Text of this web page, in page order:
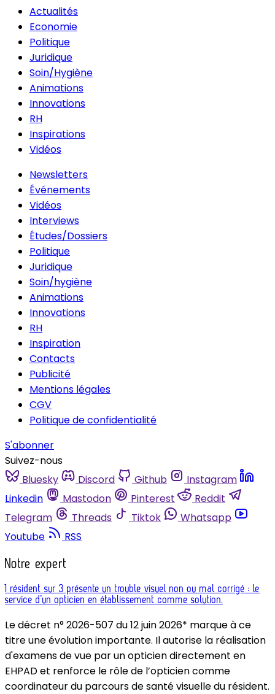
Actualités
Economie
Politique
Juridique
Soin/Hygiène
Animations
Innovations
RH
Inspirations
Vidéos
Newsletters
Événements
Vidéos
Interviews
Études/Dossiers
Politique
Juridique
Soin/hygiène
Animations
Innovations
RH
Inspiration
Contacts
Publicité
Mentions légales
CGV
Politique de confidentialité
S'abonner
Suivez-nous
Bluesky
Discord Github
Instagram
Linkedin
Mastodon Pinterest
Reddit
Telegram
Threads Tiktok
Whatsapp
Youtube
RSS
Notre expert
1 résident sur 3 présente un trouble visuel non ou mal corrigé : le
service d’un opticien en établissement comme solution.
Le décret n° 2026-507 du 12 juin 2026* marque à ce
titre une évolution importante. Il autorise la réalisation
d'examens de vue par un opticien directement en
EHPAD et renforce le rôle de l’opticien comme
coordinateur du parcours de santé visuelle du résident.